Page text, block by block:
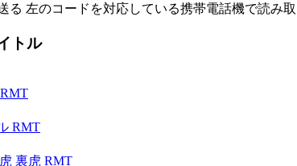
左のコードを対応している携帯電話機で読み
トル
RMT
裏虎 RMT